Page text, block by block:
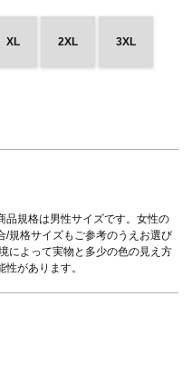
XL 2XL 3XL
品規格は男性サイズです。女性の
/規格サイズもご参考のうえお選び
によって実物と多少の色の見え方
があります。